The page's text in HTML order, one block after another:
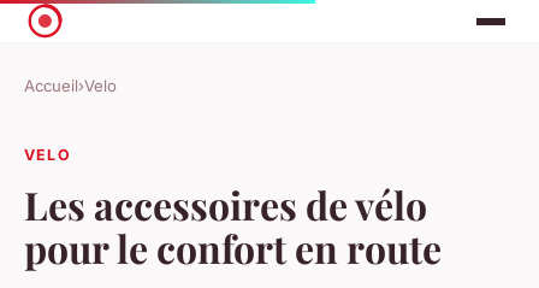
Accueil›Velo
VELO
Les accessoires de vélo
pour le confort en route